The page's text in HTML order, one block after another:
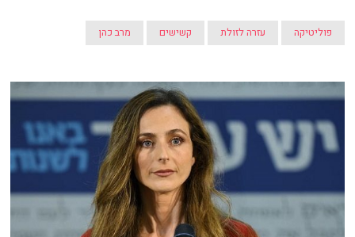
פוליטיקה עזרה לזולת קשישים מרב כהן